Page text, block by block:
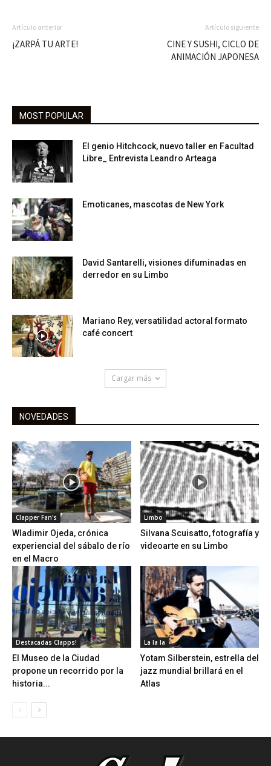
Artículo anterior
¡ZARPÁ TU ARTE!
Artículo siguiente
CINE Y SUSHI, CICLO DE
ANIMACIÓN JAPONESA
MOST POPULAR
El genio Hitchcock, nuevo taller en Facultad
Libre_ Entrevista Leandro Arteaga
Emoticanes, mascotas de New York
David Santarelli, visiones difuminadas en
derredor en su Limbo
Mariano Rey, versatilidad actoral formato
café concert
Cargar más
NOVEDADES
Clapper Fan's
Wladimir Ojeda, crónica
experiencial del sábalo de río
en el Macro
Limbo
Silvana Scuisatto, fotografía y
videoarte en su Limbo
Destacadas Clapps!
El Museo de la Ciudad
propone un recorrido por la
historia...
La la la
Yotam Silberstein, estrella del
jazz mundial brillará en el
Atlas